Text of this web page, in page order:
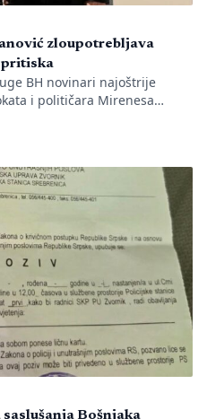
zloupotrebljava
pritiska
BH novinari najoštrije
i političara Mirenesa
javnog targetiranja,
tajnicu Borku Rudić.
prijava i tužbi za klevetu
osoba […]
Bošnjaka